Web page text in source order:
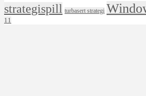
strategispill turbasert strategi
11